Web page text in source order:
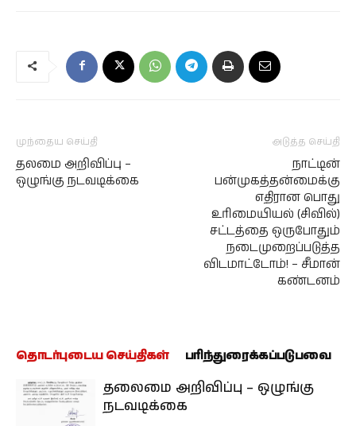
முந்தைய செய்தி
தலமை அறிவிப்பு –
ஒழுங்கு நடவடிக்கை
அடுத்த செய்தி
நாட்டின்
பன்முகத்தன்மைக்கு
எதிரான பொது
உரிமையியல் (சிவில்)
சட்டத்தை ஒருபோதும்
நடைமுறைப்படுத்த
விடமாட்டோம்! – சீமான்
கண்டனம்
தொடர்புடைய செய்திகள் பரிந்துரைக்கப்படுபவை
தலைமை அறிவிப்பு – ஒழுங்கு
நடவடிக்கை